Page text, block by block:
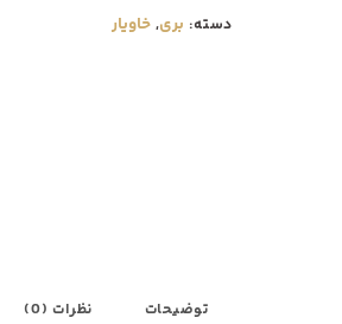
فلزی
دسته: بری,خاویار
توضیحات نظرات (0)